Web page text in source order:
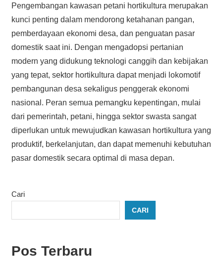
Pengembangan kawasan petani hortikultura merupakan
kunci penting dalam mendorong ketahanan pangan,
pemberdayaan ekonomi desa, dan penguatan pasar
domestik saat ini. Dengan mengadopsi pertanian
modern yang didukung teknologi canggih dan kebijakan
yang tepat, sektor hortikultura dapat menjadi lokomotif
pembangunan desa sekaligus penggerak ekonomi
nasional. Peran semua pemangku kepentingan, mulai
dari pemerintah, petani, hingga sektor swasta sangat
diperlukan untuk mewujudkan kawasan hortikultura yang
produktif, berkelanjutan, dan dapat memenuhi kebutuhan
pasar domestik secara optimal di masa depan.
Cari
CARI
Pos Terbaru